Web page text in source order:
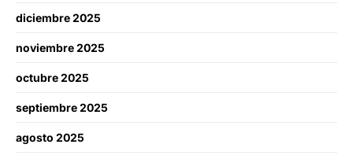
diciembre 2025
noviembre 2025
octubre 2025
septiembre 2025
agosto 2025